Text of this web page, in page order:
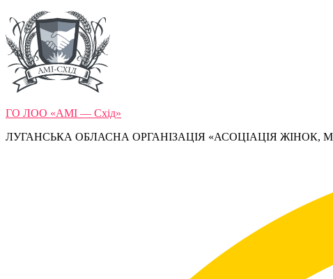
ГО ЛОО «АМІ — Схід»
ЛУГАНСЬКА ОБЛАСНА ОРГАНІЗАЦІЯ «АСОЦІАЦІЯ ЖІНОК,